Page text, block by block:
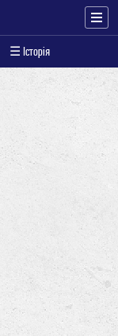
☰ Історія